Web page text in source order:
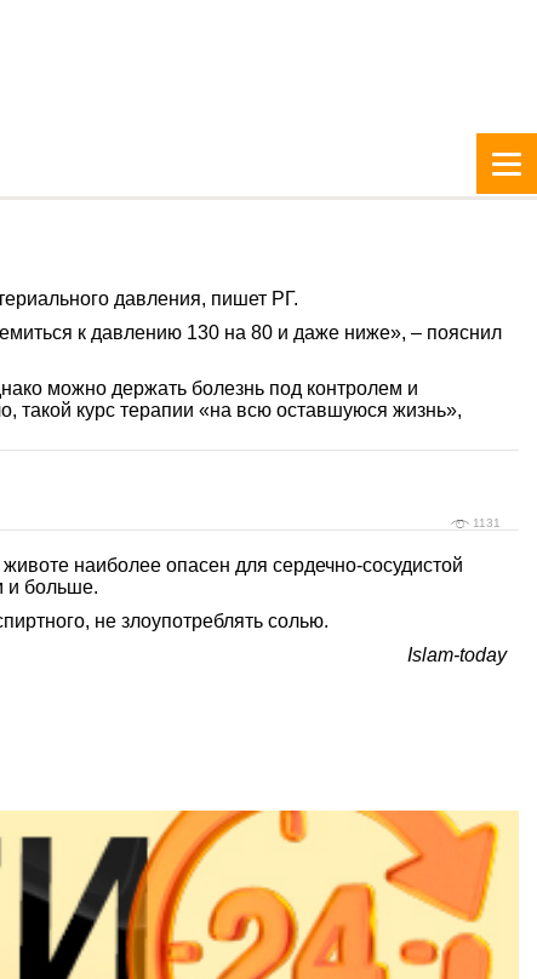
давления, пишет РГ.
к давлению 130 на 80 и даже ниже», – пояснил
можно держать болезнь под контролем и
такой курс терапии «на всю оставшуюся жизнь»,
1131
наиболее опасен для сердечно-сосудистой
и больше.
не злоупотреблять солью.
Islam-today